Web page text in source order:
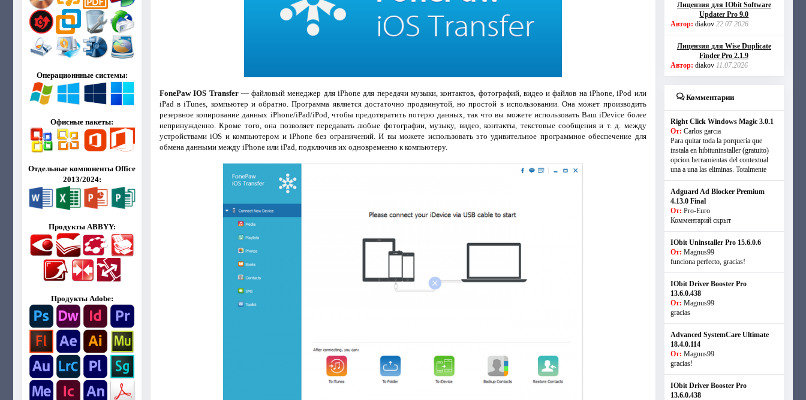
Операционнные системы:
Офисные пакеты:
Отдельные компоненты Office
2013/2024:
Продукты ABBYY:
Продукты Adobe:
FonePaw IOS Transfer— файловый менеджер для iPhone для передачи музыки, контактов, фотографий, видео и файлов на iPhone, iPod или
iPad в iTunes, компьютер и обратно. Программа является достаточно продвинутой, но простой в использовании. Она может производить
резервное копирование данных iPhone/iPad/iPod, чтобы предотвратить потерю данных, так что вы можете использовать Ваш iDevice более
непринужденно. Кроме того, она позволяет передавать любые фотографии, музыку, видео, контакты, текстовые сообщения и т. д. между
устройствами iOS и компьютером и iPhone без ограничений. И вы можете использовать это удивительное программное обеспечение для
обмена данными между iPhone или iPad, подключив их одновременно к компьютеру.
Лицензия для IObit Software
Updater Pro 9.0
Автор: diakov 22.07.2026
Лицензия для Wise Duplicate
Finder Pro 2.1.9
Автор: diakov 11.07.2026
Комментарии
Right Click Windows Magic 3.0.1
От: Carlos garcia
Para quitar toda la porqueria que
instala en hibituninstaller (gratuito)
opcion herramientas del contextual
una a una las eliminas. Totalmente
Adguard Ad Blocker Premium
4.13.0 Final
От: Pro-Euro
Комментарий скрыт
IObit Uninstaller Pro 15.6.0.6
От: Magnus99
funciona perfecto, gracias!
IObit Driver Booster Pro
13.6.0.438
От: Magnus99
gracias
Advanced SystemCare Ultimate
18.4.0.114
От: Magnus99
gracias!
IObit Driver Booster Pro
13.6.0.438